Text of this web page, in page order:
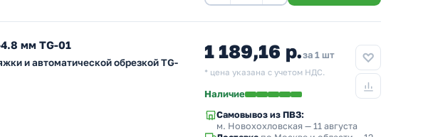
мм TG-01
и автоматической обрезкой TG-
1 189,16 р.за 1 шт
* цена указана с учетом НДС.
Наличие
Самовывоз из ПВЗ:
м. Новохохловская — 11 августа